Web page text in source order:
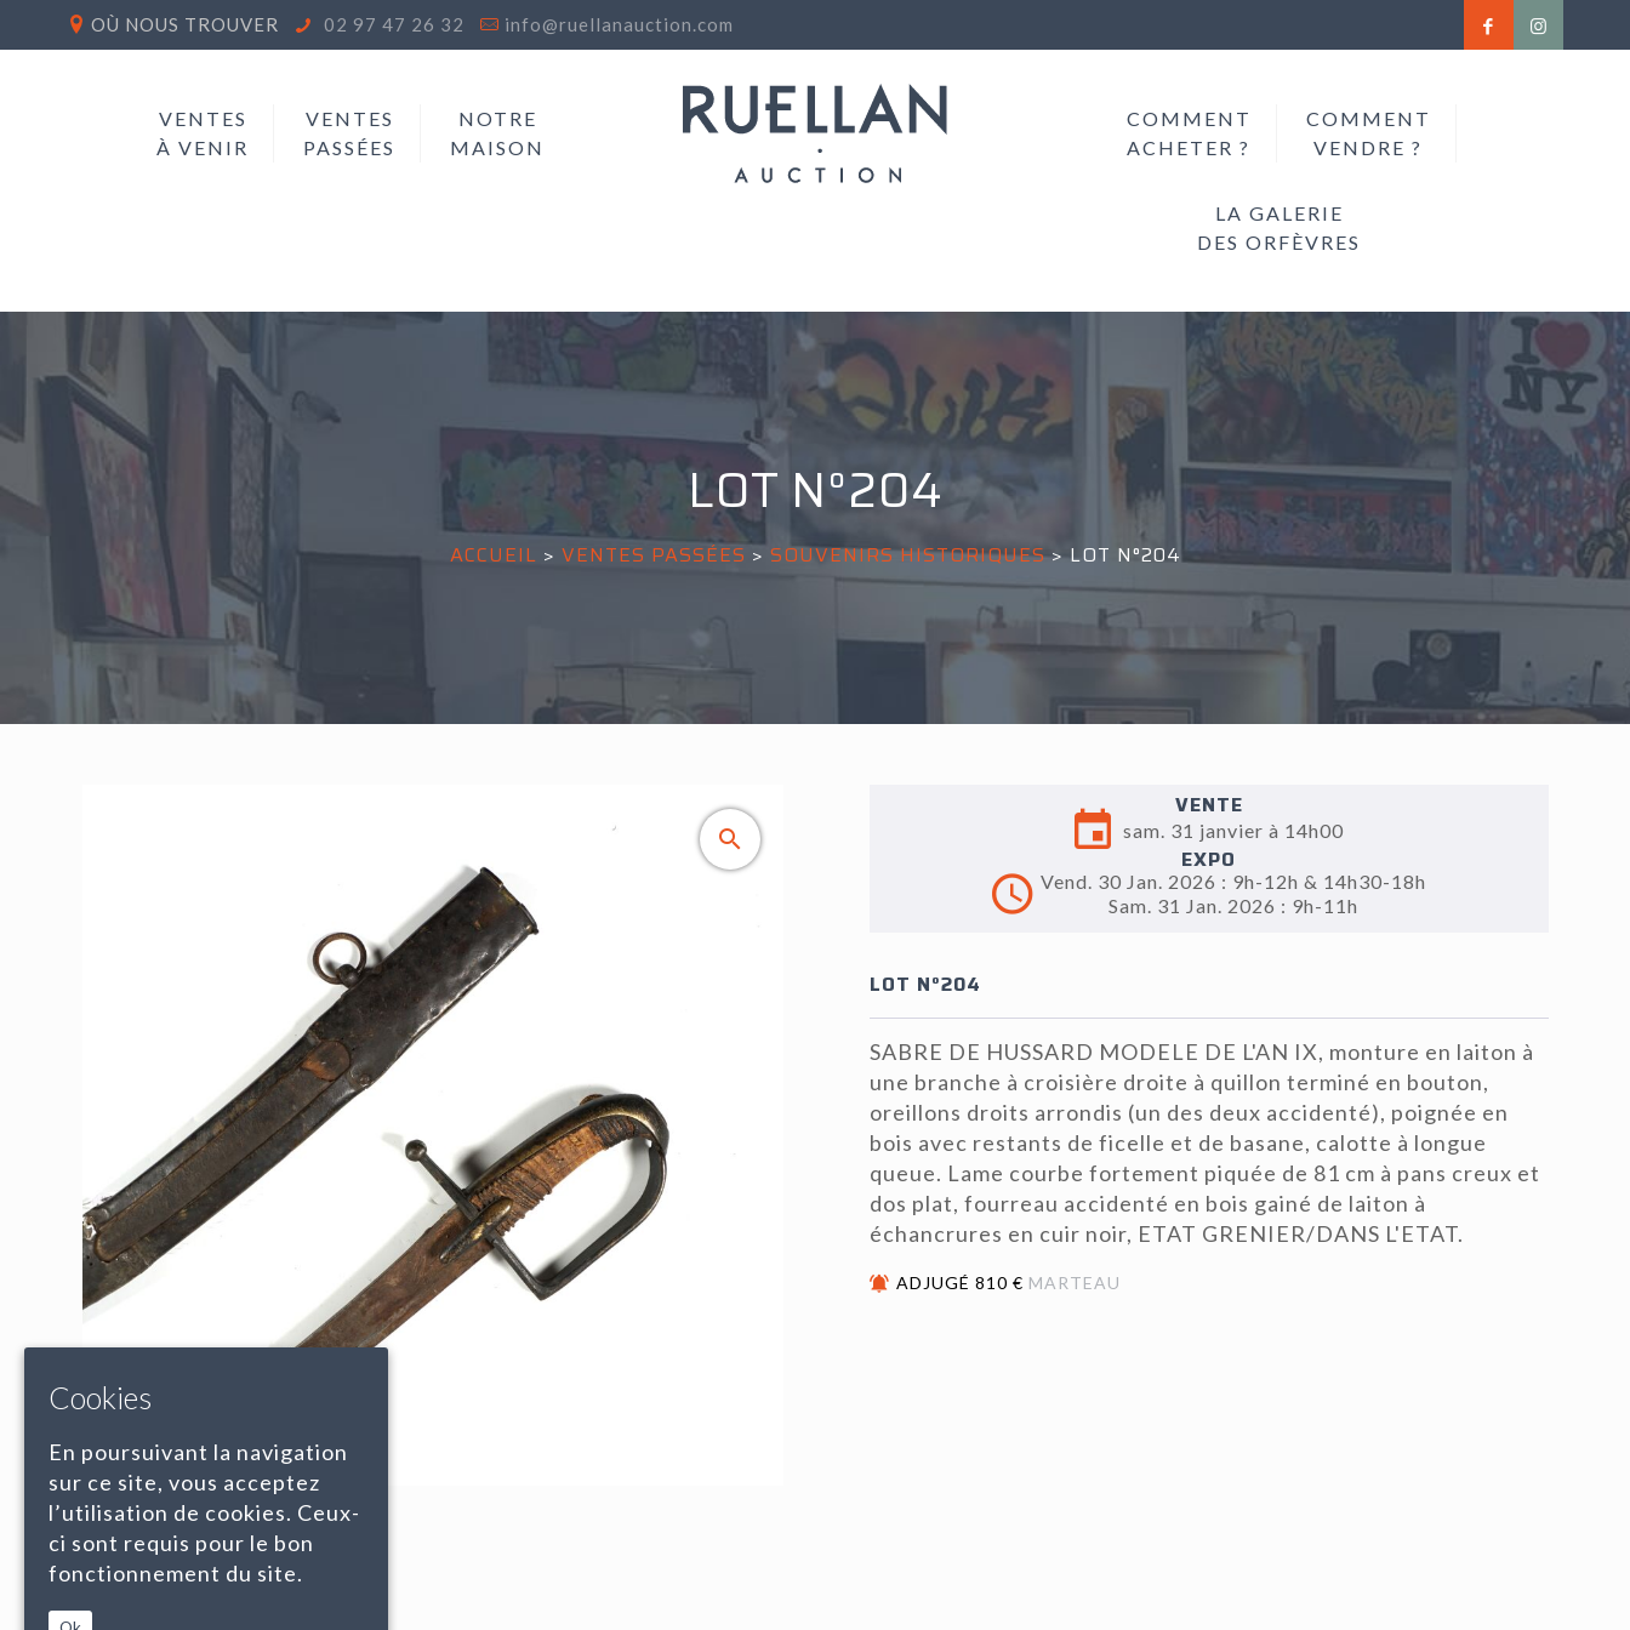
OÙ NOUS TROUVER 02 97 47 26 32 info@ruellanauction.com
VENTES
À VENIR
VENTES
PASSÉES
NOTRE
MAISON
COMMENT
ACHETER ?
COMMENT
VENDRE ?
LA GALERIE
DES ORFÈVRES
LOT N°204
ACCUEIL > VENTES PASSÉES >SOUVENIRS HISTORIQUES>LOT N°204
VENTE
sam. 31 janvier à 14h00
EXPO
Vend. 30 Jan. 2026 : 9h-12h & 14h30-18h
Sam. 31 Jan. 2026 : 9h-11h
LOT N°204
SABRE DE HUSSARD MODELE DE L'AN IX, monture en laiton à
une branche à croisière droite à quillon terminé en bouton,
oreillons droits arrondis (un des deux accidenté), poignée en
bois avec restants de ficelle et de basane, calotte à longue
queue. Lame courbe fortement piquée de 81 cm à pans creux et
dos plat, fourreau accidenté en bois gainé de laiton à
échancrures en cuir noir, ETAT GRENIER/DANS L'ETAT.
ADJUGÉ 810 € MARTEAU
Cookies
En poursuivant la navigation
sur ce site, vous acceptez
l’utilisation de cookies. Ceux-
ci sont requis pour le bon
fonctionnement du site.